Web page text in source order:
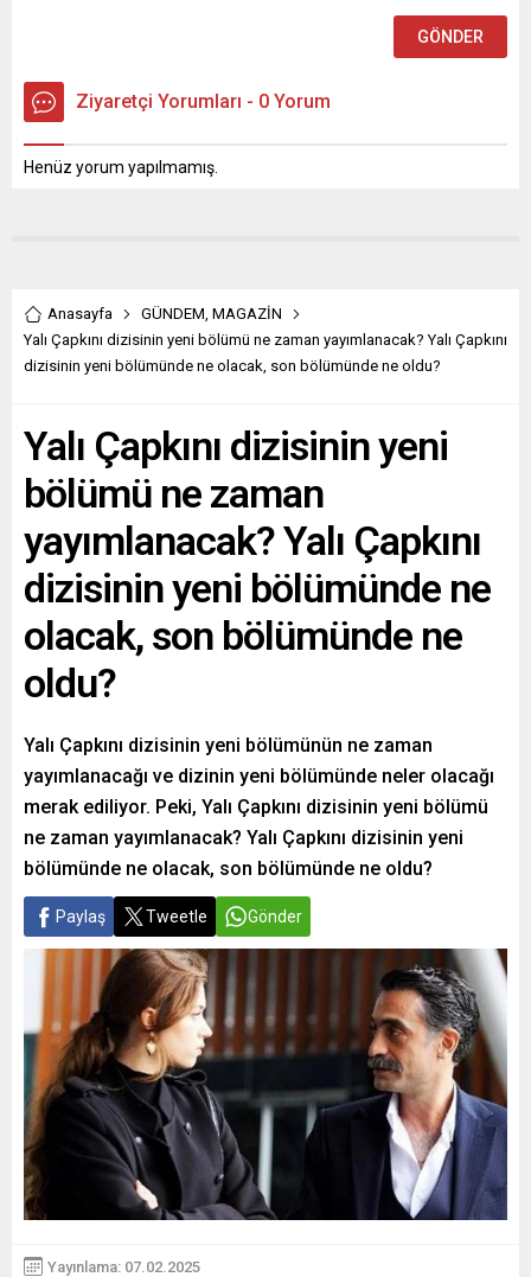
Ziyaretçi Yorumları - 0 Yorum
Henüz yorum yapılmamış.
Anasayfa GÜNDEM MAGAZİN
Yalı Çapkını dizisinin yeni bölümü ne zaman yayımlanacak? Yalı Çapkını
dizisinin yeni bölümünde ne olacak, son bölümünde ne oldu?
Yalı Çapkını dizisinin yeni
bölümü ne zaman
yayımlanacak? Yalı Çapkını
dizisinin yeni bölümünde ne
olacak, son bölümünde ne
oldu?
Yalı Çapkını dizisinin yeni bölümünün ne zaman
yayımlanacağı ve dizinin yeni bölümünde neler olacağı
merak ediliyor. Peki, Yalı Çapkını dizisinin yeni bölümü
ne zaman yayımlanacak? Yalı Çapkını dizisinin yeni
bölümünde ne olacak, son bölümünde ne oldu?
Paylaş Tweetle Gönder
Yayınlama: 07.02.2025